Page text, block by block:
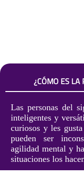
¿CÓMO ES LA
Las personas del
inteligentes y
curiosos y les
pueden ser
agilidad mental y
situaciones los